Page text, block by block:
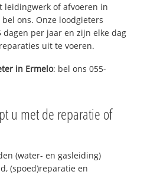
leidingwerk of afvoeren in
ons. Onze loodgieters
per jaar en zijn elke dag
uit te voeren.
in Ermelo: bel ons 055-
u met de reparatie of
(water- en gasleiding)
(spoed)reparatie en